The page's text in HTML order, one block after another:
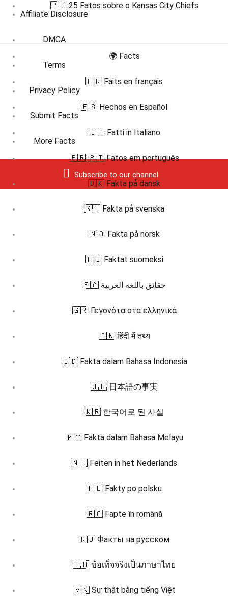
Affiliate Disclosure
DMCA
Terms
Privacy Policy
Submit Facts
More Facts
Subscribe to our channel
🇵🇹 25 Fatos sobre o Kansas City Chiefs
🌍 Facts
🇫🇷 Faits en français
🇪🇸 Hechos en Español
🇮🇹 Fatti in Italiano
🇧🇷 🇵🇹 Fatos em português
🇩🇰 Fakta på dansk
🇸🇪 Fakta på svenska
🇳🇴 Fakta på norsk
🇫🇮 Faktat suomeksi
🇸🇦 حقائق باللغة العربية
🇬🇷 Γεγονότα στα ελληνικά
🇮🇳 हिंदी में तथ्य
🇮🇩 Fakta dalam Bahasa Indonesia
🇯🇵 日本語の事実
🇰🇷 한국어로 된 사실
🇲🇾 Fakta dalam Bahasa Melayu
🇳🇱 Feiten in het Nederlands
🇵🇱 Fakty po polsku
🇷🇴 Fapte în română
🇷🇺 Факты на русском
🇹🇭 ข้อเท็จจริงเป็นภาษาไทย
🇻🇳 Sự thật bằng tiếng Việt